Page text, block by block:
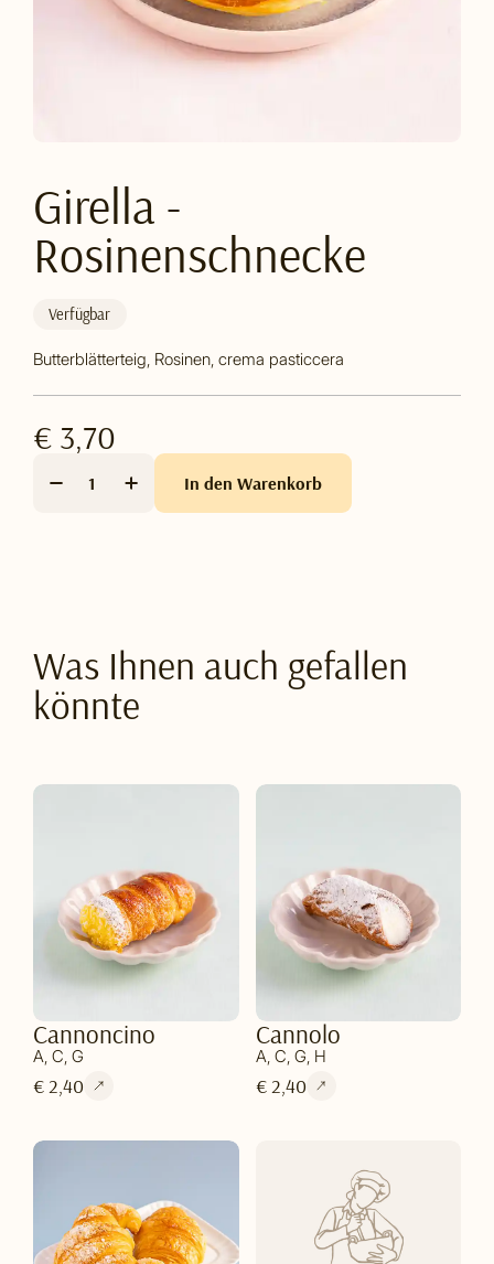
Girella -
Rosinenschnecke
Verfügbar
Butterblätterteig, Rosinen, crema pasticcera
€ 3,70
In den Warenkorb
Was Ihnen auch gefallen
könnte
Cannoncino
A, C, G
€ 2,40
Cannolo
A, C, G, H
€ 2,40